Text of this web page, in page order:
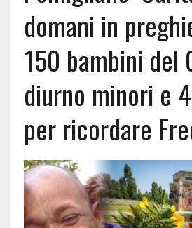
domani in
150 bambini del
diurno minori e
per ricordare